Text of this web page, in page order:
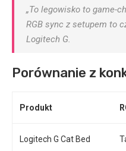
„To legowisko to game-
RGB sync z setupem to
Logitech G.
Porównanie z
Produkt
Logitech G Cat Bed